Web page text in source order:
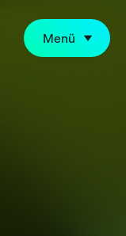
Menü